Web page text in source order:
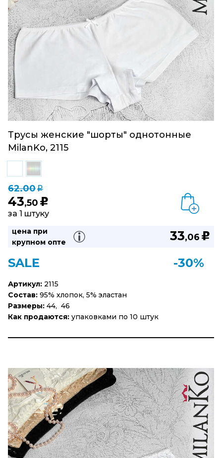
Трусы женские "шорты" однотонные
MilanKo, 2115
62.00q
43,50 u
за 1 штуку
цена при
крупном опте
33,06 u
SALE -30%
Артикул: 2115
Состав: 95% хлопок, 5% эластан
Размеры: 44, 46
Как продаются: упаковками по 10 штук